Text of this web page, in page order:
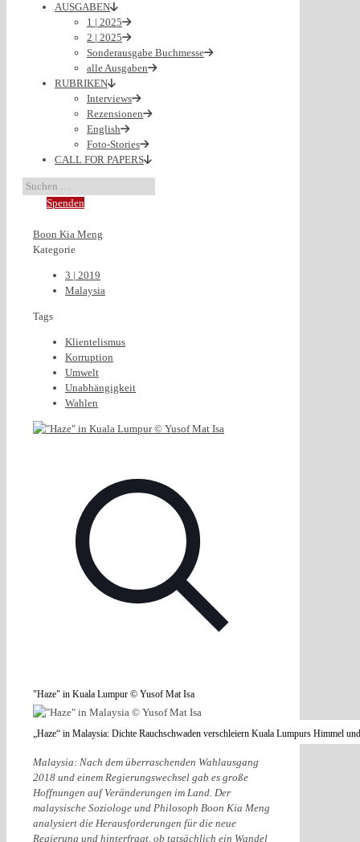
AUSGABEN
1 | 2025
2 | 2025
Sonderausgabe Buchmesse
alle Ausgaben
RUBRIKEN
Interviews
Rezensionen
English
Foto-Stories
CALL FOR PAPERS
Spenden
Boon Kia Meng
Kategorie
3 | 2019
Malaysia
Tags
Klientelismus
Korruption
Umwelt
Unabhängigkeit
Wahlen
"Haze" in Kuala Lumpur © Yusof Mat Isa
„Haze“ in Malaysia: Dichte Rauchschwaden verschleiern Kuala Lumpurs Himmel
Malaysia: Nach dem überraschenden Wahlausgang
2018 und einem Regierungswechsel gab es große
Hoffnungen auf Veränderungen im Land. Der
malaysische Soziologe und Philosoph Boon Kia Meng
analysiert die Herausforderungen für die neue
Regierung und hinterfragt, ob tatsächlich ein Wandel